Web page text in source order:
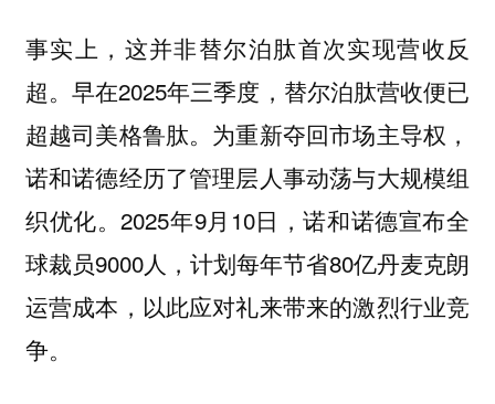
事实上，这并非替尔泊肽首次实现营收反
超。早在2025年三季度，替尔泊肽营收便已
超越司美格鲁肽。为重新夺回市场主导权，
诺和诺德经历了管理层人事动荡与大规模组
织优化。2025年9月10日，诺和诺德宣布全
球裁员9000人，计划每年节省80亿丹麦克朗
运营成本，以此应对礼来带来的激烈行业竞
争。